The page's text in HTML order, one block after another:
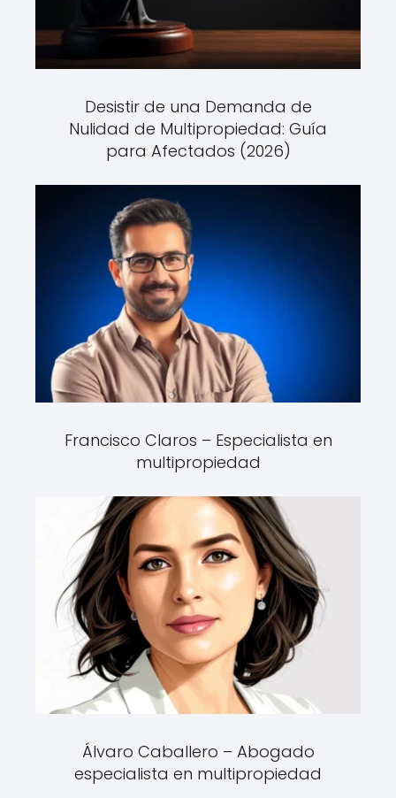
Desistir de una Demanda de
Nulidad de Multipropiedad: Guía
para Afectados (2026)
Francisco Claros – Especialista en
multipropiedad
Álvaro Caballero – Abogado
especialista en multipropiedad